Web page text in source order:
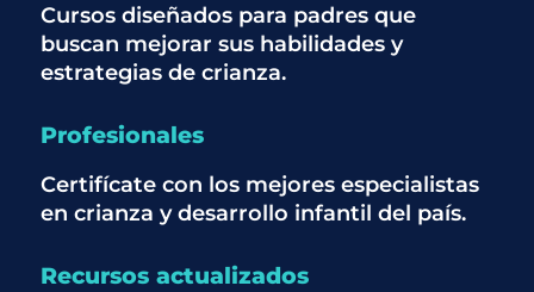
Cursos diseñados para padres que
buscan mejorar sus habilidades y
estrategias de crianza.
Profesionales
Certifícate con los mejores especialistas
en crianza y desarrollo infantil del país.
Recursos actualizados